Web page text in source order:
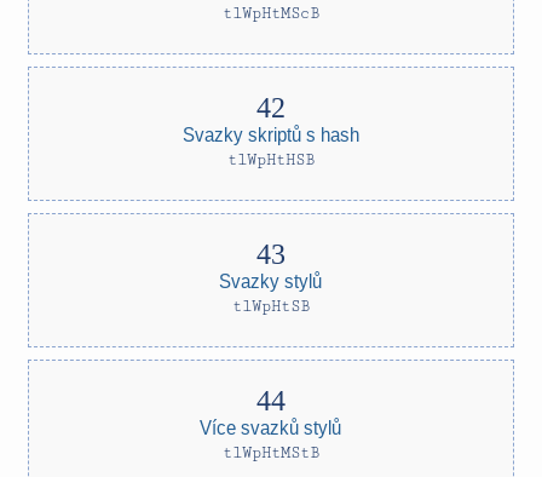
tlWpHtMScB
Svazky skriptů s hash
tlWpHtHSB
Svazky stylů
tlWpHtSB
Více svazků stylů
tlWpHtMStB